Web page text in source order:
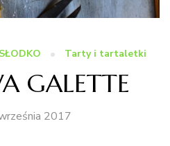
Tarty i tartaletki
GALETTE
2017